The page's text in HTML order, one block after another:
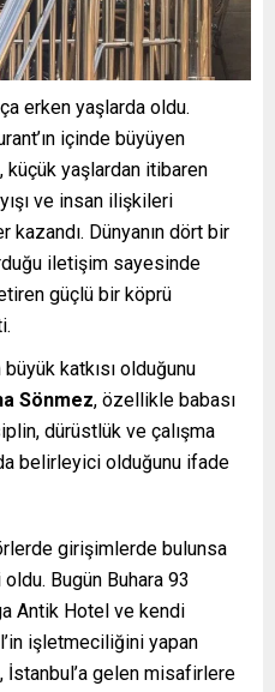
erken yaşlarda oldu.
içinde büyüyen
, küçük yaşlardan itibaren
ve insan ilişkileri
Dünyanın dört bir
iletişim sayesinde
güçlü bir köprü
katkısı olduğunu
Sönmez, özellikle babası
dürüstlük ve çalışma
belirleyici olduğunu ifade
girişimlerde bulunsa
Bugün Buhara 93
Antik Hotel ve kendi
işletmeciliğini yapan
, İstanbul’a gelen misafirlere